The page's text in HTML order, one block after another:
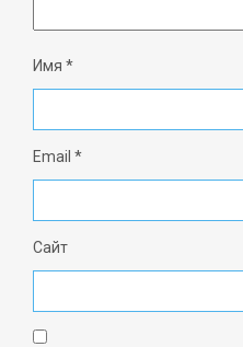
Имя *
Email *
Сайт